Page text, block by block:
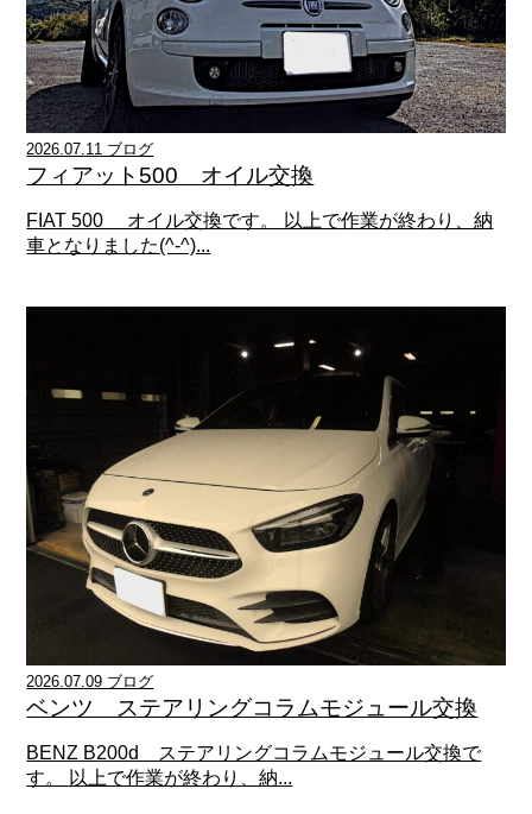
2026.07.11 ブログ
フィアット500 オイル交換
FIAT 500 オイル交換です。 以上で作業が終わり、納
車となりました(^-^)...
2026.07.09 ブログ
ベンツ ステアリングコラムモジュール交換
BENZ B200d ステアリングコラムモジュール交換で
す。 以上で作業が終わり、納...